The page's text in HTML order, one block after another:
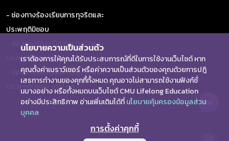
- ช่องทางร้องเรียนการทุจริตและ
ประพฤติมิชอบ
- ช่องทางร้องเรียนการทุจริตและ
ประพฤติมิชอบ (ป.ป.ช.)
- ช่องทางร้องเรียนการทุจริตและ
ประพฤติมิชอบ (ป.ป.ท.)
นโยบายความเป็นส่วนตัว
เราต้องการให้คุณได้รับประสบการณ์ที่ดีในการใช้งานเว็บไซต์ หาก
คุณตั้งค่าเบราว์เซอร์ หรือค่าความเป็นส่วนตัวของคุณด้วยการปฎิ
เสธการทำงานของคุกกี้ทั้งหมด คุณอาจไม่สามารถใช้งานฟังก์ชั่
นบางอย่าง หรือทั้งหมดบนเว็บไซต์ CMU Lifelong Education
อย่างมีประสิทธิภาพ อ่านเพิ่มเติมได้ที่นโยบายคุ้มครองข้อมูลส่วน
บุคคล
การตั้งค่าคุกกี้